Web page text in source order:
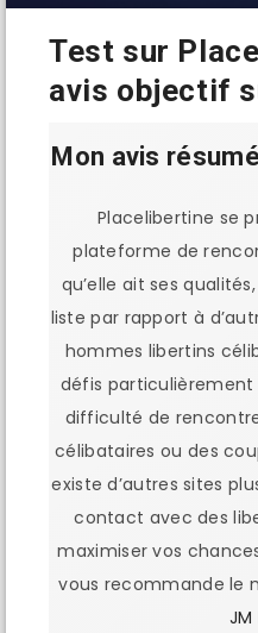
Test sur
avis objectif
Mon avis
Placelibertine se
plateforme de
qu’elle ait ses
liste par rapport à
hommes libertins
défis
difficulté de
célibataires ou des
existe d’autres sites
contact avec des
maximiser vos
vous recommande le